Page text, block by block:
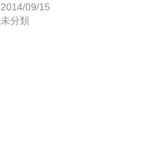
2014/09/15
未分類